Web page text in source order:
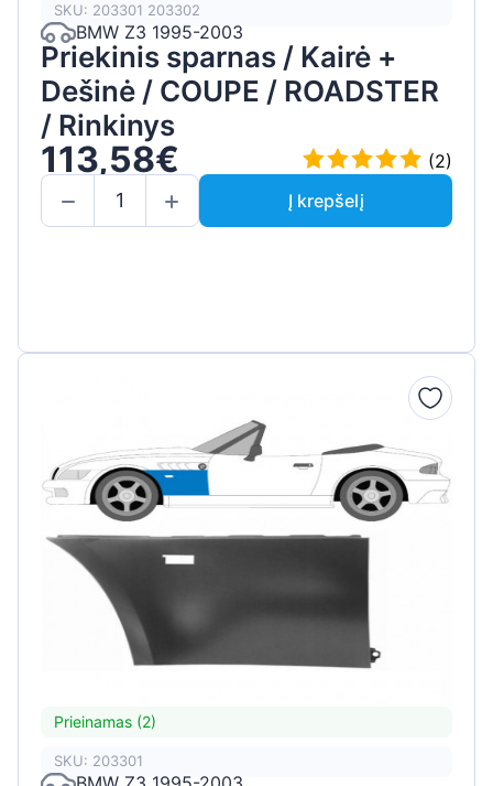
SKU: 203301 203302
BMW Z3 1995-2003
Priekinis sparnas / Kairė +
Dešinė / COUPE / ROADSTER
/ Rinkinys
113,58€
(2)
Į krepšelį
Prieinamas (2)
SKU: 203301